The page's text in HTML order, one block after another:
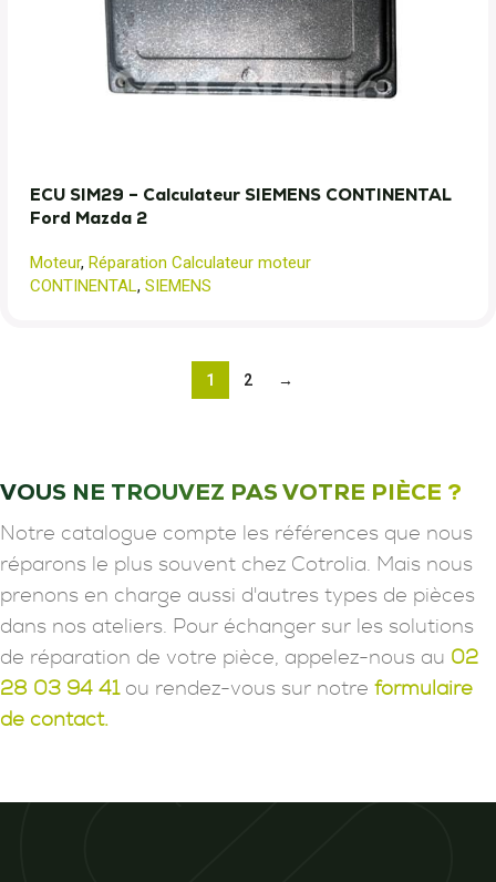
ECU SIM29 – Calculateur SIEMENS CONTINENTAL
Ford Mazda 2
Moteur, Réparation Calculateur moteur
CONTINENTAL, SIEMENS
1 2 →
VOUS NE TROUVEZ PAS VOTRE PIÈCE ?
Notre catalogue compte les références que nous
réparons le plus souvent chez Cotrolia. Mais nous
prenons en charge aussi d'autres types de pièces
dans nos ateliers. Pour échanger sur les solutions
de réparation de votre pièce, appelez-nous au 02
28 03 94 41ou rendez-vous sur notre formulaire
de contact.